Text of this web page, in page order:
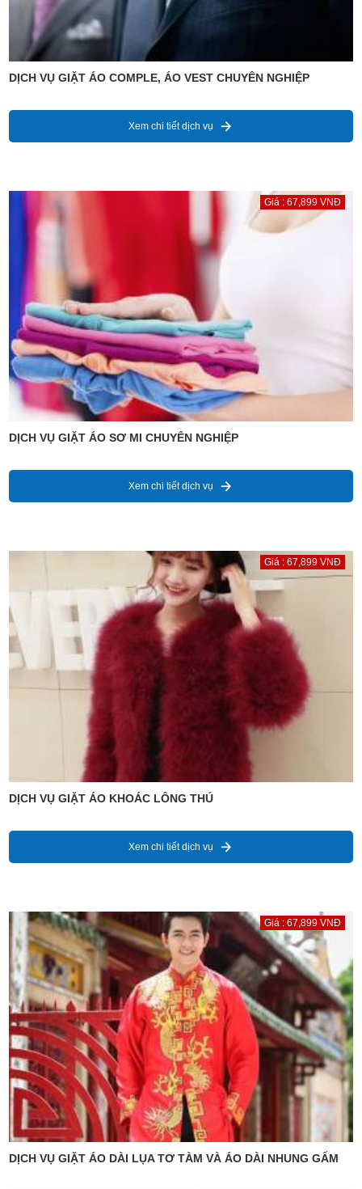
DỊCH VỤ GIẶT ÁO COMPLE, ÁO VEST CHUYÊN NGHIỆP
Xem chi tiết dịch vụ
Giá : 67,899 VNĐ
DỊCH VỤ GIẶT ÁO SƠ MI CHUYÊN NGHIỆP
Xem chi tiết dịch vụ
Giá : 67,899 VNĐ
DỊCH VỤ GIẶT ÁO KHOÁC LÔNG THÚ
Xem chi tiết dịch vụ
Giá : 67,899 VNĐ
DỊCH VỤ GIẶT ÁO DÀI LỤA TƠ TÀM VÀ ÁO DÀI NHUNG GẤM